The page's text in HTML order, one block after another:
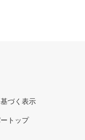
づく表示
トップ